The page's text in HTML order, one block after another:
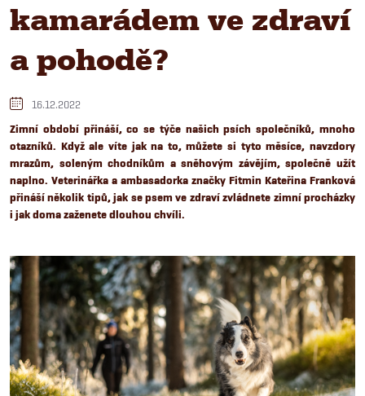
kamarádem ve zdraví
a pohodě?
16.12.2022
Zimní období přináší, co se týče našich psích společníků, mnoho
otazníků. Když ale víte jak na to, můžete si tyto měsíce, navzdory
mrazům, soleným chodníkům a sněhovým závějím, společně užít
naplno. Veterinářka a ambasadorka značky Fitmin Kateřina Franková
přináší několik tipů, jak se psem ve zdraví zvládnete zimní procházky
i jak doma zaženete dlouhou chvíli.